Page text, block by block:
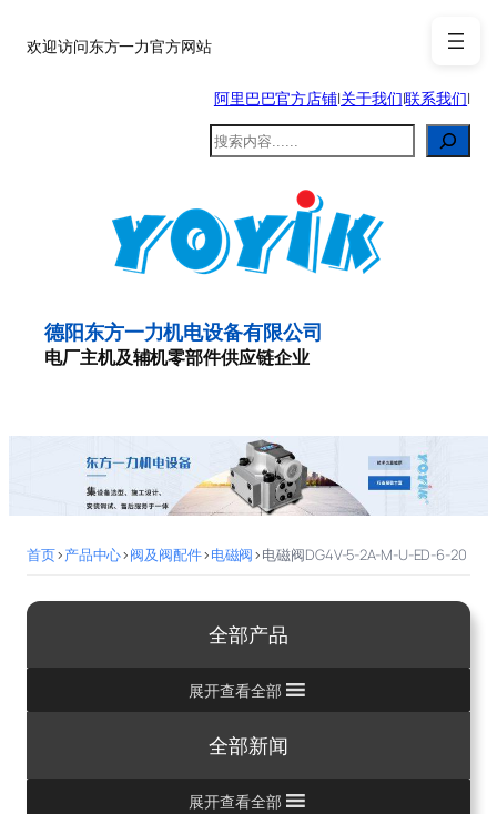
至欢迎访问东方一力官方网站
阿里巴巴官方店铺|关于我们|联系我们|
搜
索
德阳东方一力机电设备有限公司
电厂主机及辅机零部件供应链企业
首页>产品中心>阀及阀配件>电磁阀>电磁阀DG4V-5-2A-M-U-ED-6-20
全部产品
展开查看全部
全部新闻
展开查看全部